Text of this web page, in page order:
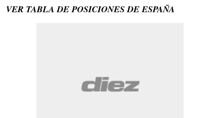
VER TABLA DE POSICIONES DE ESPAÑA